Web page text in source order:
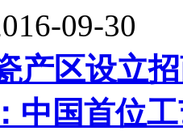
09-30
产区设立
中国首位